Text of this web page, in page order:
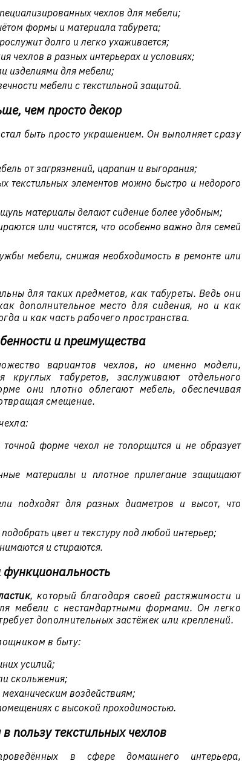
чехлов для мебели;
формы и материала табурета;
долго и легко ухаживается;
чехлов в разных интерьерах и условиях;
изделиями для мебели;
мебели с текстильной защитой.
чем просто декор
быть просто украшением. Он выполняет сразу
от загрязнений, царапин и выгорания;
текстильных элементов можно быстро и недорого
материалы делают сидение более удобным;
или чистятся, что особенно важно для семей
мебели, снижая необходимость в ремонте или
для таких предметов, как табуреты. Ведь они
дополнительное место для сидения, но и как
и как часть рабочего пространства.
и преимущества
вариантов чехлов, но именно модели,
круглых табуретов, заслуживают отдельного
они плотно облегают мебель, обеспечивая
смещение.
точной форме чехол не топорщится и не образует
материалы и плотное прилегание защищают
подходят для разных диаметров и высот, что
цвет и текстуру под любой интерьер;
и стираются.
, который благодаря своей растяжимости и
мебели с нестандартными формами. Он легко
дополнительных застёжек или креплений.
в быту:
усилий;
скольжения;
механическим воздействиям;
с высокой проходимостью.
пользу текстильных чехлов
в сфере домашнего интерьера,